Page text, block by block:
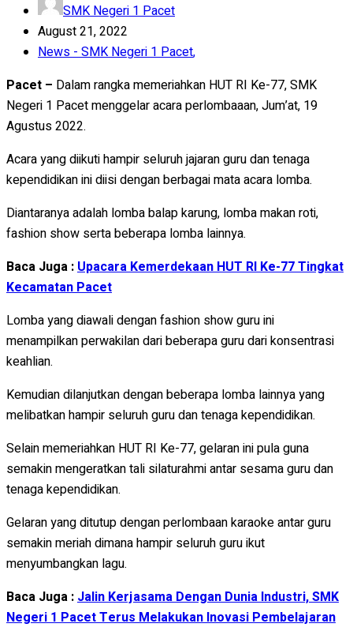
SMK Negeri 1 Pacet
August 21, 2022
News - SMK Negeri 1 Pacet,
Pacet – Dalam rangka memeriahkan HUT RI Ke-77, SMK
Negeri 1 Pacet menggelar acara perlombaaan, Jum’at, 19
Agustus 2022.
Acara yang diikuti hampir seluruh jajaran guru dan tenaga
kependidikan ini diisi dengan berbagai mata acara lomba.
Diantaranya adalah lomba balap karung, lomba makan roti,
fashion show serta beberapa lomba lainnya.
Baca Juga :Upacara Kemerdekaan HUT RI Ke-77 Tingkat
Kecamatan Pacet
Lomba yang diawali dengan fashion show guru ini
menampilkan perwakilan dari beberapa guru dari konsentrasi
keahlian.
Kemudian dilanjutkan dengan beberapa lomba lainnya yang
melibatkan hampir seluruh guru dan tenaga kependidikan.
Selain memeriahkan HUT RI Ke-77, gelaran ini pula guna
semakin mengeratkan tali silaturahmi antar sesama guru dan
tenaga kependidikan.
Gelaran yang ditutup dengan perlombaan karaoke antar guru
semakin meriah dimana hampir seluruh guru ikut
menyumbangkan lagu.
Baca Juga :Jalin Kerjasama Dengan Dunia Industri, SMK
Negeri 1 Pacet Terus Melakukan Inovasi Pembelajaran